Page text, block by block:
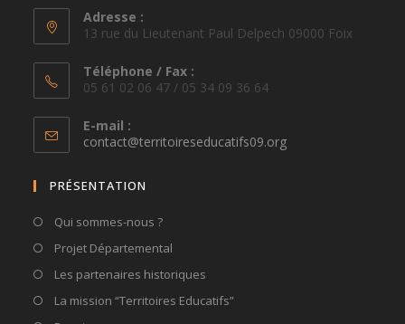
Adresse :
13 rue du Lieutenant Paul Delpech 09000 Foix
Téléphone / Fax :
05 61 02 06 47 / 05 34 09 36 64
E-mail :
contact@territoireseducatifs09.orgS’ouvre
PRÉSENTATION
Qui sommes-nous ?
Projet Départemental
Les partenaires historiques
La mission “Territoires Educatifs”